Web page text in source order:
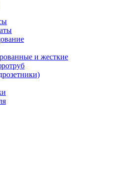
и жесткие